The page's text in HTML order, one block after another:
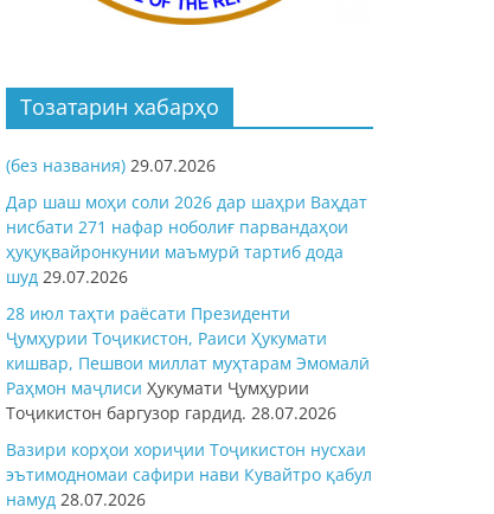
Тозатарин хабарҳо
(без названия) 29.07.2026
Дар шаш моҳи соли 2026 дар шаҳри Ваҳдат
нисбати 271 нафар ноболиғ парвандаҳои
ҳуқуқвайронкунии маъмурӣ тартиб дода
шуд 29.07.2026
28 июл таҳти раёсати Президенти
Ҷумҳурии Тоҷикистон, Раиси Ҳукумати
кишвар, Пешвои миллат муҳтарам Эмомалӣ
Раҳмон маҷлиси Ҳукумати Ҷумҳурии
Тоҷикистон баргузор гардид. 28.07.2026
Вазири корҳои хориҷии Тоҷикистон нусхаи
эътимодномаи сафири нави Кувайтро қабул
намуд 28.07.2026